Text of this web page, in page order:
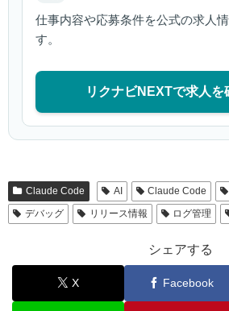
仕事内容や応募条件を公式の求人
す。
リクナビNEXTで求人を
Claude Code AI Claude Code
デバッグ
リリース情報 ログ管理
シェアする
X Facebook